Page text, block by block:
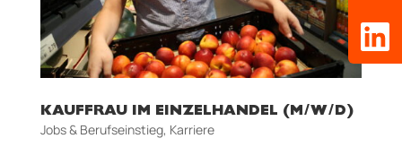
KAUFFRAU IM EINZELHANDEL (M/W/D)
Jobs & Berufseinstieg, Karriere